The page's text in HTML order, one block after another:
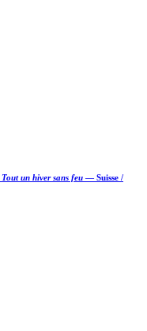
Tout un hiver sans feu — Suisse /